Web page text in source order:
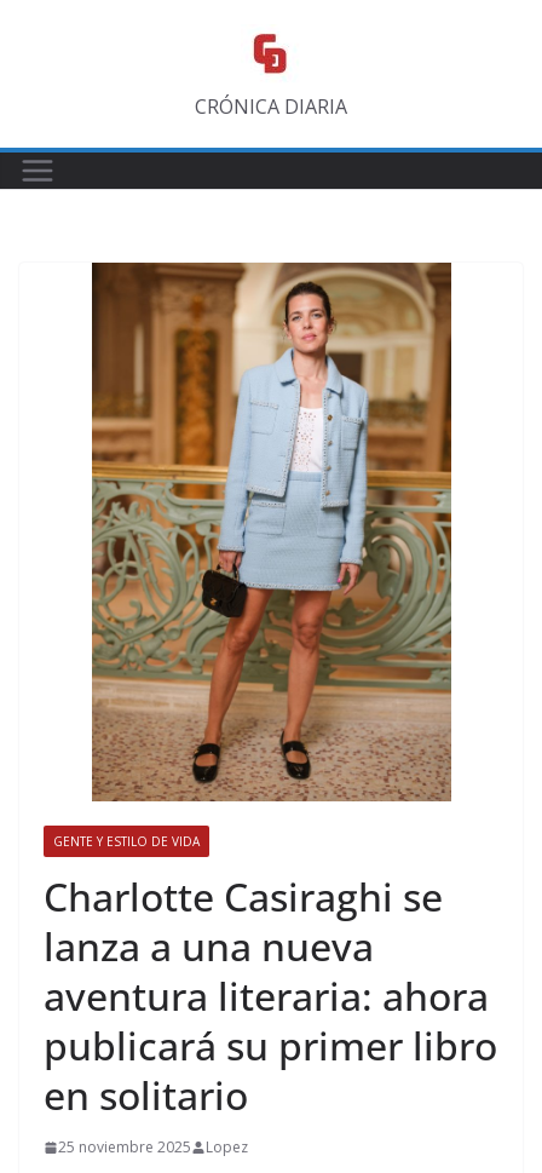
CRÓNICA DIARIA
GENTE Y ESTILO DE VIDA
​Charlotte Casiraghi se
lanza a una nueva
aventura literaria: ahora
publicará su primer libro
en solitario
25 noviembre 2025 Lopez